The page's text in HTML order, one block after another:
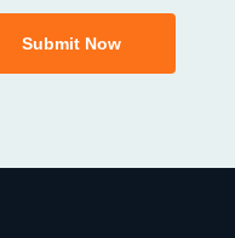
Submit Now